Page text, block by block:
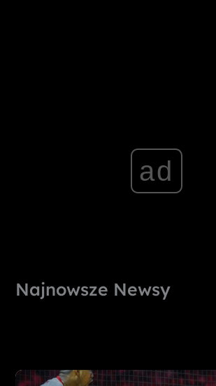
ad
Najnowsze Newsy